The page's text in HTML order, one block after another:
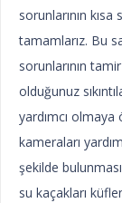
sorunlarının
tamamlarız. Bu
sorunlarının
olduğunuz
yardımcı
kameraları
şekilde
su kaçakları